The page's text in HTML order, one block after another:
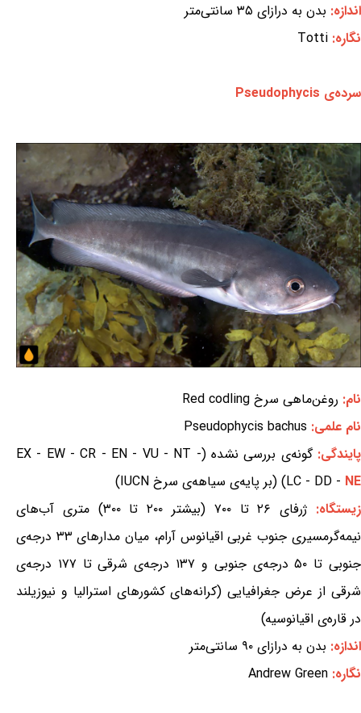
اندازه: بدن به درازای ۳۵ سانتی‌متر
نگاره: Totti
سرده‌ی Pseudophycis
نام: روغن‌ماهی سرخ Red codling
نام علمی: Pseudophycis bachus
پایندگی:
گونه‌ی بررسی نشده (EX - EW - CR - EN - VU - NT -
LC - DD - NE
) (بر پایه‌ی سیاهه‌ی سرخ IUCN)
زیستگاه:
ژرفای ۲۶ تا ۷۰۰ (بیشتر ۲۰۰ تا ۳۰۰) متری آب‌های
نیمه‌گرمسیری جنوب غربی اقیانوس آرام، میان مدارهای ۳۳ درجه‌ی
جنوبی تا ۵۰ درجه‌ی جنوبی و ۱۳۷ درجه‌ی شرقی تا ۱۷۷ درجه‌ی
شرقی از عرض جغرافیایی (کرانه‌های کشورهای استرالیا و نیوزیلند
در قاره‌ی اقیانوسیه)
اندازه: بدن به درازای ۹۰ سانتی‌متر
نگاره: Andrew Green